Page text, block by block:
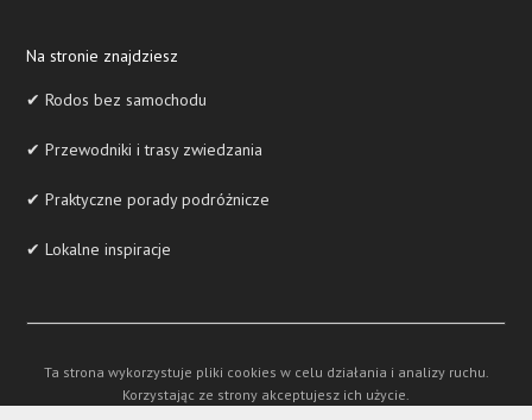
Na stronie znajdziesz
✔ Rodos bez samochodu
✔ Przewodniki i trasy zwiedzania
✔ Praktyczne porady podróżnicze
✔ Lokalne inspiracje
Ta strona wykorzystuje pliki cookies w celu działania i analizy ruchu.
Korzystając ze strony akceptujesz ich użycie.